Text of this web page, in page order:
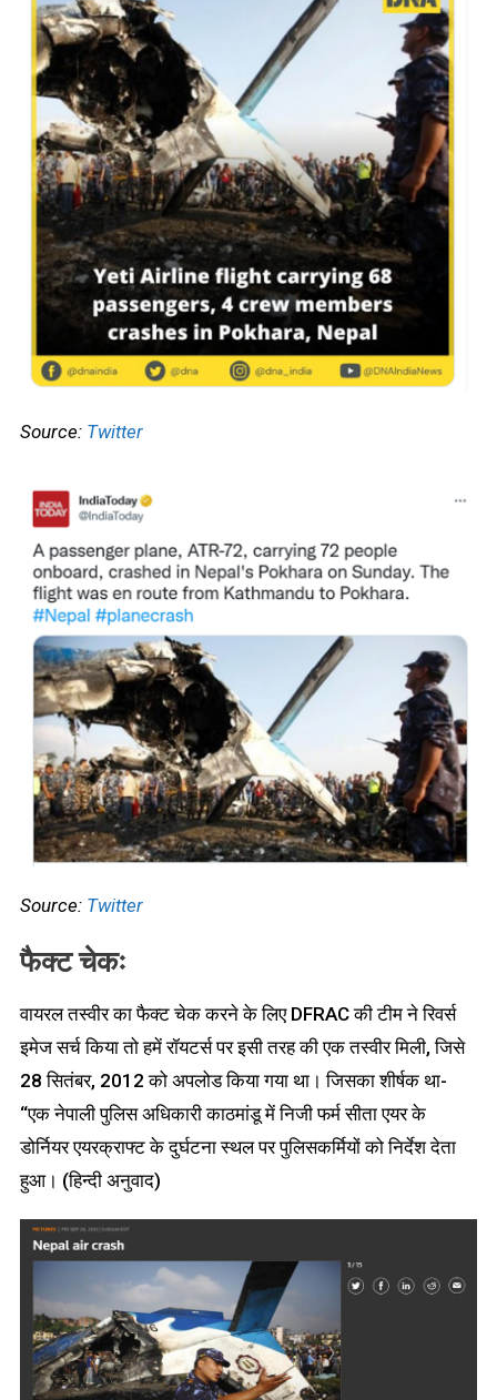
Source: Twitter
Source: Twitter
फैक्ट चेकः
वायरल तस्वीर का फैक्ट चेक करने के लिए DFRAC की टीम ने रिवर्स
इमेज सर्च किया तो हमें रॉयटर्स पर इसी तरह की एक तस्वीर मिली, जिसे
28 सितंबर, 2012 को अपलोड किया गया था। जिसका शीर्षक था-
“एक नेपाली पुलिस अधिकारी काठमांडू में निजी फर्म सीता एयर के
डोर्नियर एयरक्राफ्ट के दुर्घटना स्थल पर पुलिसकर्मियों को निर्देश देता
हुआ। (हिन्दी अनुवाद)